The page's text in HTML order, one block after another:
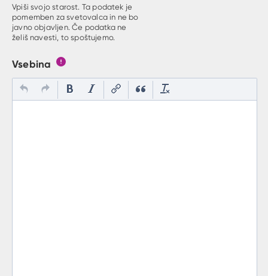
Vpiši svojo starost. Ta podatek je
pomemben za svetovalca in ne bo
javno objavljen. Če podatka ne
želiš navesti, to spoštujemo.
Vsebina